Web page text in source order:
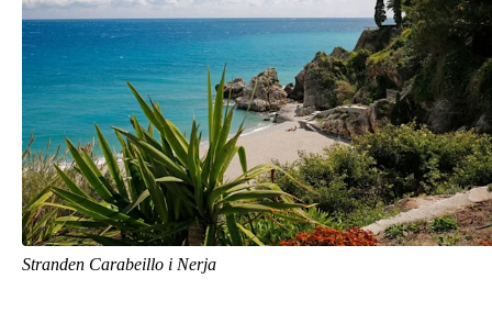
Stranden Carabeillo i Nerja